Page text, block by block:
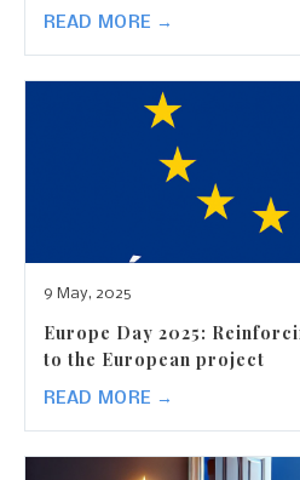
READ MORE →
9 May, 2025
Europe Day 2025:
to the European project
READ MORE →